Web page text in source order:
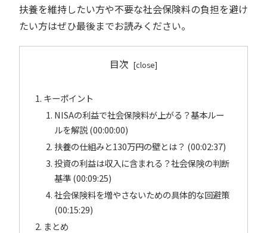
扶養を維持したい方や不要な社会保険料の負担を避け
たい方はぜひ最後までお読みください。
目次
キーポイント
NISAの利益で社会保険料が上がる？基本ルー
ルを解説 (00:00:00)
扶養の仕組みと130万円の壁とは？ (00:02:37)
投資の利益は収入に含まれる？社会保険の判断
基準 (00:09:25)
社会保険料を増やさないための具体的な回避策
(00:15:29)
まとめ